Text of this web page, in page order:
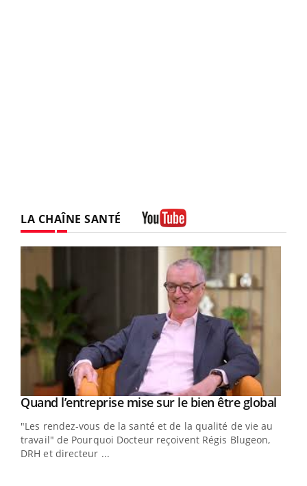
LA CHAÎNE SANTÉ
Youtube
Quand l’entreprise mise sur le bien être global
"Les rendez-vous de la santé et de la qualité de vie au
travail" de Pourquoi Docteur reçoivent Régis Blugeon,
DRH et directeur ...